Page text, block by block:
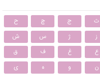
ث ج چ
ح
ز ژ س
ش
ع غ ف
ق
ن و ه ی